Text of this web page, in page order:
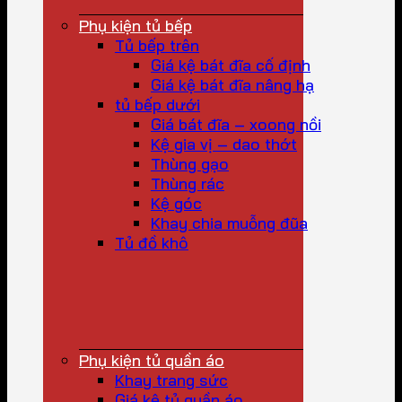
Phụ kiện tủ bếp
Tủ bếp trên
Giá kệ bát đĩa cố định
Giá kệ bát đĩa nâng hạ
tủ bếp dưới
Giá bát đĩa – xoong nồi
Kệ gia vị – dao thớt
Thùng gạo
Thùng rác
Kệ góc
Khay chia muỗng đũa
Tủ đồ khô
Phụ kiện tủ quần áo
Khay trang sức